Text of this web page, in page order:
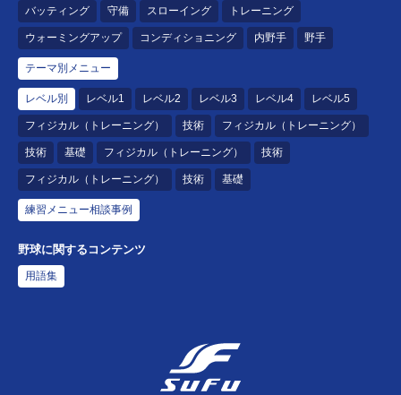
バッティング 守備 スローイング トレーニング
ウォーミングアップ コンディショニング 内野手 野手
テーマ別メニュー
レベル別 レベル1 レベル2 レベル3 レベル4 レベル5
フィジカル（トレーニング） 技術 フィジカル（トレーニング）
技術 基礎 フィジカル（トレーニング） 技術
フィジカル（トレーニング） 技術 基礎
練習メニュー相談事例
野球に関するコンテンツ
用語集